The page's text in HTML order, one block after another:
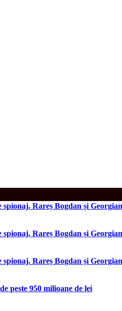
Rareș Bogdan și
Rareș Bogdan și
Rareș Bogdan și
peste 950 milioane de lei